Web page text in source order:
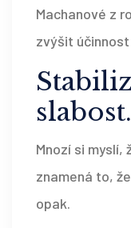
Machanové z
zvýšit
Mnozí si
znamená to,
opak.